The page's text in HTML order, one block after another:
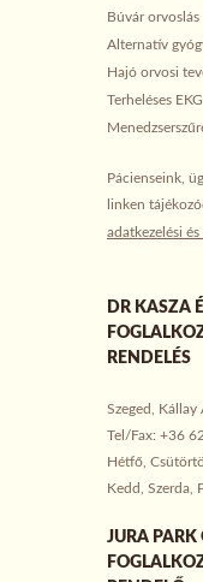
Búvár orvoslás
Alternatív
Hajó orvosi
Terheléses EKG
Pácienseink,
linken
adatkezelési
DR KASZA
RENDELÉS
Szeged, Kállay
Tel/Fax: +36
Hétfő,
Kedd, Szerda,
JURA PARK